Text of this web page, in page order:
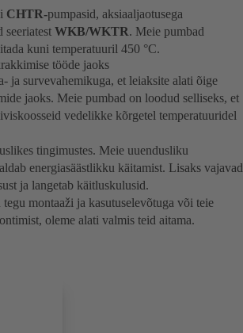
CHTR-pumpasid, aksiaaljaotusega
seeriatest WKB/WKTR. Meie pumbad
kuni temperatuuril 450 °C.
tööde jaoks
ja survevahemikuga, et leiaksite alati õige
jaoks. Meie pumbad on loodud selliseks, et
vedelikke kõrgetel temperatuuridel
tingimustes. Meie uuendusliku
energiasäästlikku käitamist. Lisaks vajavad
ja langetab käitluskulusid.
montaaži ja kasutuselevõtuga või teie
oleme alati valmis teid aitama.